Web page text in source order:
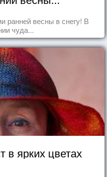
ранней весны в снегу! В
чуда...
в ярких цветах